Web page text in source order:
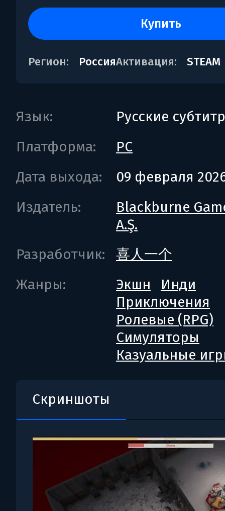
купить
Регион: РоссияАктивация: STEAM
Язык:
Русские
Платформа:
PC
Дата выхода:
09 февраля
Издатель:
Blackburne
A.Ş.
Разработчик:
喜人一个
Жанры:
Экшн
Инди
Приключения
Ролевые (RPG)
Симуляторы
Казуальные
Скриншоты